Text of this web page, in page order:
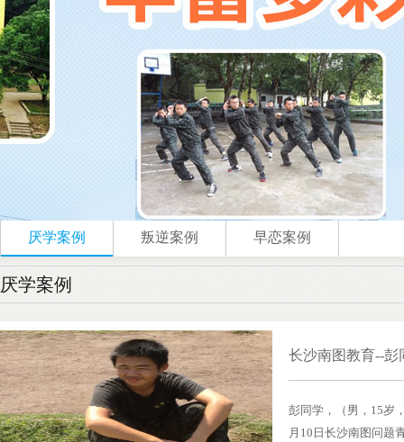
厌学案例 叛逆案例 早恋案例
厌学案例
长沙南图教育--
彭同学，（男，15岁
月10日长沙南图问题